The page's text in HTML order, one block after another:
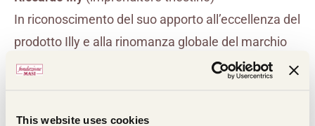
This website uses cookies
In riconoscimento del suo apporto all’eccellenza del
prodotto Illy e alla rinomanza globale del marchio
nel binomio Buono e Bello. Il suo straordinario